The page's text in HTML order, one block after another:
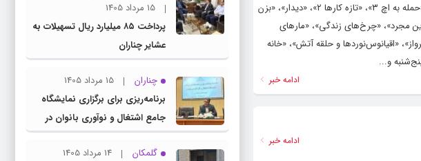
«ماجراجویی در سرزمین آشا»، «چشم انداز زیبا»، «جری و کاتن»، «تازه کار‌ها ۱»، «کتابخانه گمشده»، «حمله به اچ ۳»، «تازه کار‌ها ۲»، «دیدار»، «بزن
مجرد»، «چرخ‌های زندگی»، «مار‌های
«اقیانوس‌نورد‌ها و حلقه آتش»، «خانه
ادامه خبر
ادامه خبر
15 مرداد 1405
پرداخت ۸۵ میلیارد ریال تسهیلات به
عشایر چناران
چناران
15 مرداد 1405
برنامه‌ریزی برای برگزاری نمایشگاه
جامع اشتغال و نوآوری بانوان در
چناران
گلمکان
14 مرداد 1405